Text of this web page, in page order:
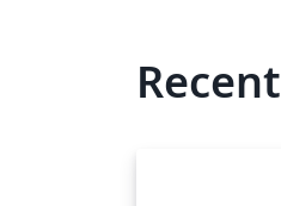
Recent